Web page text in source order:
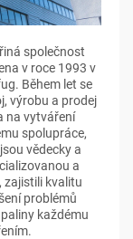
společnost
v roce 1993 v
Během let se
výrobu a prodej
na vytváření
spolupráce,
vědecky a
a
zajistili kvalitu
problémů
každému